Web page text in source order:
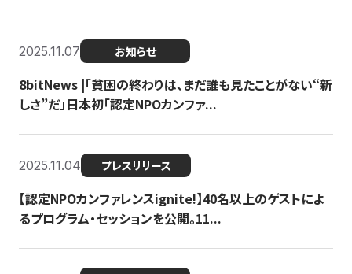
2025.11.07 お知らせ
8bitNews |「貧困の終わりは、まだ誰も見たことがない“新
しさ”だ」日本初「認定NPOカンファ...
2025.11.04 プレスリリース
【認定NPOカンファレンスignite!】40名以上のゲストによ
るプログラム・セッションを公開。11...